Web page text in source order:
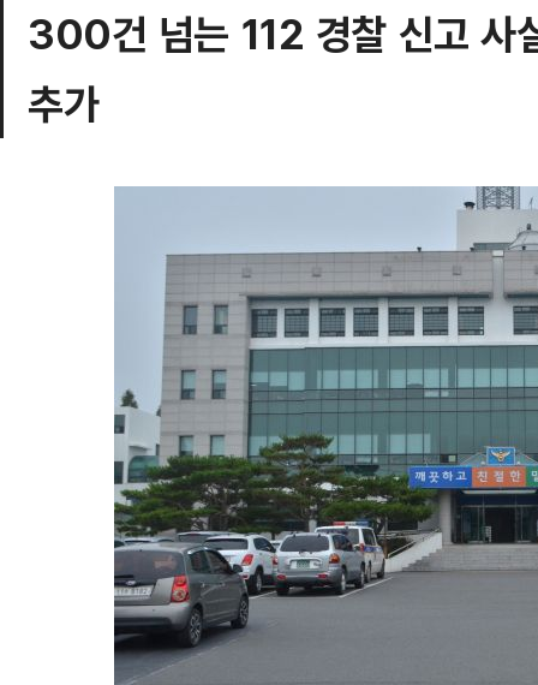
300건 넘는 112 경찰 신고 사
추가